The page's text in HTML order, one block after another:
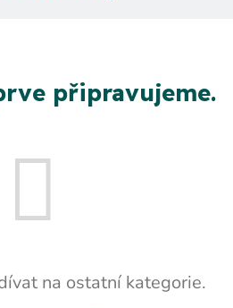
připravujeme.
na ostatní kategorie.